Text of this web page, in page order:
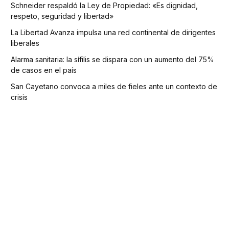
Schneider respaldó la Ley de Propiedad: «Es dignidad,
respeto, seguridad y libertad»
La Libertad Avanza impulsa una red continental de dirigentes
liberales
Alarma sanitaria: la sífilis se dispara con un aumento del 75%
de casos en el país
San Cayetano convoca a miles de fieles ante un contexto de
crisis